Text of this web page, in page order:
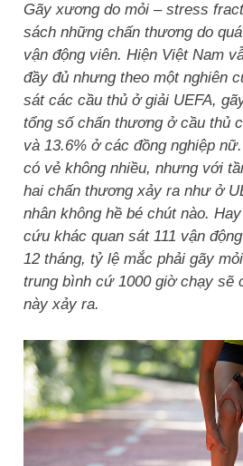
Gãy xương do mỏi – stress
sách những chấn thương do
vận động viên. Hiện Việt Nam
đầy đủ nhưng theo một nghiên
sát các cầu thủ ở giải UEFA,
tổng số chấn thương ở cầu thủ
và 13.6% ở các đồng nghiệp
có vẻ không nhiều, nhưng với
hai chấn thương xảy ra như ở
nhân không hề bé chút nào.
cứu khác quan sát 111 vận
12 tháng, tỷ lệ mắc phải gãy
trung bình cứ 1000 giờ chạy sẽ
này xảy ra.